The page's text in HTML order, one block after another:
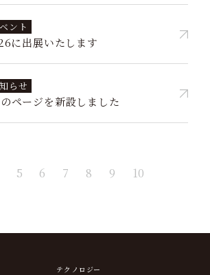
ント
に出展いたします
らせ
のページを新設しました
5 6 7 8 9
10
テクノロジー